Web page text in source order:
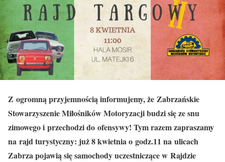
Z ogromną przyjemnością informujemy, że Zabrzańskie
Stowarzyszenie Miłośników Motoryzacji budzi się ze snu
zimowego i przechodzi do ofensywy! Tym razem zapraszamy
na rajd turystyczny: już 8 kwietnia o godz.11 na ulicach
Zabrza pojawią się samochody uczestniczące w Rajdzie